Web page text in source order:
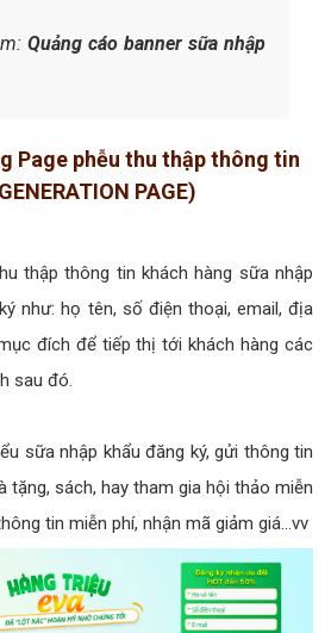
Quảng cáo banner sữa nhập
Page phễu thu thập thông tin
PAGE)
thập thông tin khách hàng sữa nhập
như: họ tên, số điện thoại, email, địa
đích để tiếp thị tới khách hàng các
sau đó.
sữa nhập khẩu đăng ký, gửi thông tin
tặng, sách, hay tham gia hội thảo miễn
tin miễn phí, nhận mã giảm giá...vv